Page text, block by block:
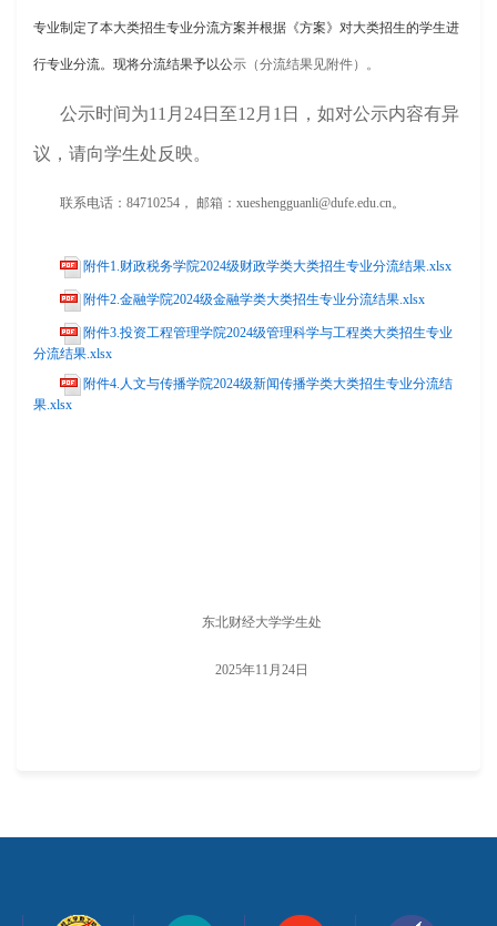
专业制定了本大类招生专业分流方案并根据《方案》对大类招生的学生进
行专业分流。现将分流结果予以公示（分流结果见附件）。
公示时间为1 1月24日至12月 1日，如对公示内容有异
议，请向学生处反映。
联系电话：84710254， 邮箱：xueshengguanli@dufe.edu.cn。
附件1.财政税务学院2024级财政学类大类招生专业分流结果.xlsx
附件2.金融学院2024级金融学类大类招生专业分流结果.xlsx
附件3.投资工程管理学院2024级管理科学与工程类大类招生专业
分流结果.xlsx
附件4.人文与传播学院2024级新闻传播学类大类招生专业分流结
果.xlsx
东北财经大学学生处
2025年11月24日